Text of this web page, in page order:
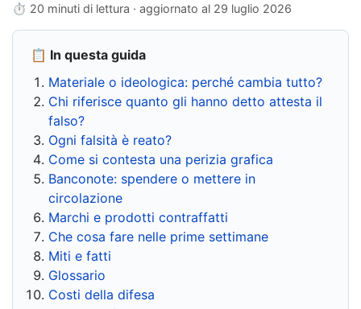
⏱ 20 minuti di lettura · aggiornato al 29 luglio 2026
📋 In questa guida
Materiale o ideologica: perché cambia tutto?
Chi riferisce quanto gli hanno detto attesta il
falso?
Ogni falsità è reato?
Come si contesta una perizia grafica
Banconote: spendere o mettere in
circolazione
Marchi e prodotti contraffatti
Che cosa fare nelle prime settimane
Miti e fatti
Glossario
Costi della difesa